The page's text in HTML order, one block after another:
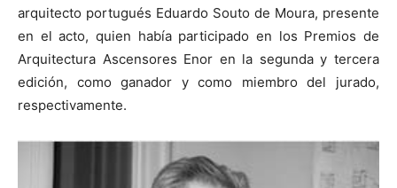
arquitecto portugués Eduardo Souto de Moura, presente
en el acto, quien había participado en los Premios de
Arquitectura Ascensores Enor en la segunda y tercera
edición, como ganador y como miembro del jurado,
respectivamente.